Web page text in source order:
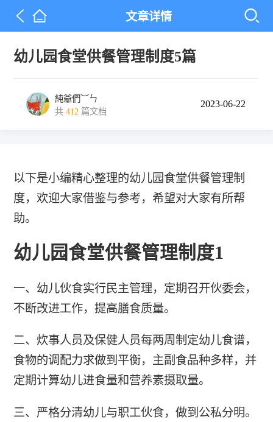
文章详情
幼儿园食堂供餐管理制度5篇
純爺們︶ㄣ
共 412 篇文档
2023-06-22
以下是小编精心整理的幼儿园食堂供餐管理制
度，欢迎大家借鉴与参考，希望对大家有所帮
助。
幼儿园食堂供餐管理制度1
一、幼儿伙食实行民主管理，定期召开伙委会，
不断改进工作，提高膳食质量。
二、炊事人员及保健人员每两周制定幼儿食谱，
食物的调配力求做到平衡，主副食品种多样，并
定期计算幼儿进食量和营养素摄取量。
三、严格分清幼儿与职工伙食，做到公私分明。